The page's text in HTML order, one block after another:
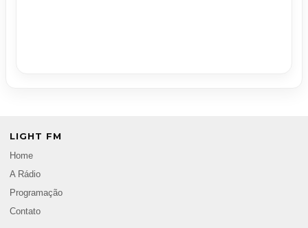
LIGHT FM
Home
A Rádio
Programação
Contato